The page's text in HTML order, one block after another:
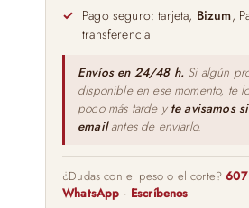
Pago seguro: tarjeta, Bizum,
transferencia
Envíos en 24/48 h. Si algún
disponible en ese momento, te
poco más tarde y te avisamos
emailantes de enviarlo.
¿Dudas con el peso o el corte?
WhatsApp · Escríbenos